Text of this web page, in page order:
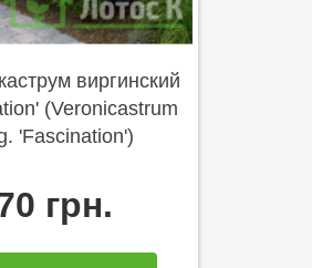
виргинский
(Veronicastrum
'Fascination')
грн.